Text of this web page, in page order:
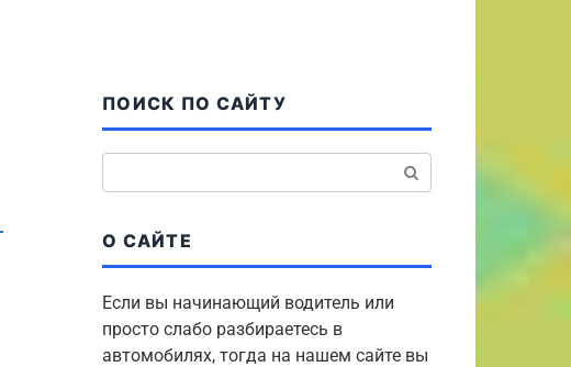
ПОИСК ПО САЙТУ
О САЙТЕ
Если вы начинающий водитель или
просто слабо разбираетесь в
автомобилях, тогда на нашем сайте вы